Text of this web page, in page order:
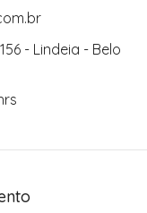
- Lindeia - Belo